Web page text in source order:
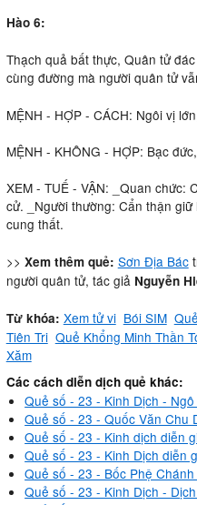
Hào 6:
Thạch quả bất thực, Quân tử
cùng đường mà người quân tử
MỆNH - HỢP - CÁCH: Ngôi vị
MỆNH - KHÔNG - HỢP: Bạc
XEM - TUẾ - VẬN: _Quan chức:
cử. _Người thường: Cẩn thận
cung thất.
>> Xem thêm quẻ: Sơn Địa Bác
người quân tử, tác giả Nguyễn
Từ khóa: Xem tử vi Bói SIM
Tiên Tri Quẻ Khổng Minh Thần
Xăm
Các cách diễn dịch quẻ khác:
Quẻ số - 23 - Kinh Dịch - Ngô
Quẻ số - 23 - Quốc Văn Chu
Quẻ số - 23 - Kinh dịch diễn
Quẻ số - 23 - Kinh Dịch diễn
Quẻ số - 23 - Bốc Phệ Chánh
Quẻ số - 23 - Kinh Dịch -